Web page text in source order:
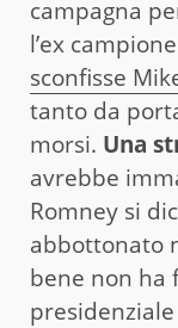
campagna
l’ex
sconfisse
tanto da
morsi. Una
avrebbe
Romney si
abbottonato
bene non ha